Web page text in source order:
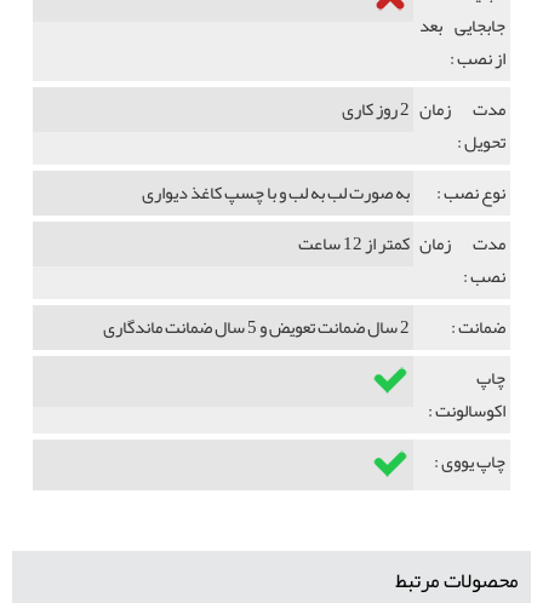
جابجایی بعد
از نصب :
مدت زمان
تحویل :
2 روز کاری
نوع نصب :
به صورت لب به لب و با چسپ کاغذ دیواری
مدت زمان
نصب :
کمتر از 12 ساعت
ضمانت :
2 سال ضمانت تعویض و 5 سال ضمانت ماندگاری
چاپ
اکوسالونت :
چاپ یووی :
محصولات مرتبط